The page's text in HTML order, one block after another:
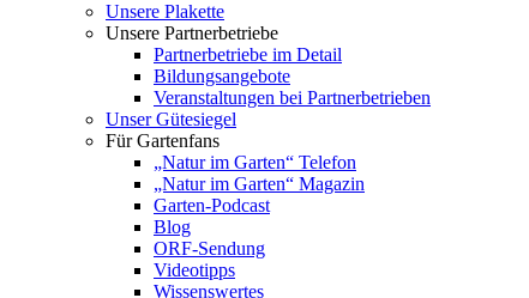
Unsere Plakette
Unsere Partnerbetriebe
Partnerbetriebe im Detail
Bildungsangebote
Veranstaltungen bei Partnerbetrieben
Unser Gütesiegel
Für Gartenfans
„Natur im Garten“ Telefon
„Natur im Garten“ Magazin
Garten-Podcast
Blog
ORF-Sendung
Videotipps
Wissenswertes